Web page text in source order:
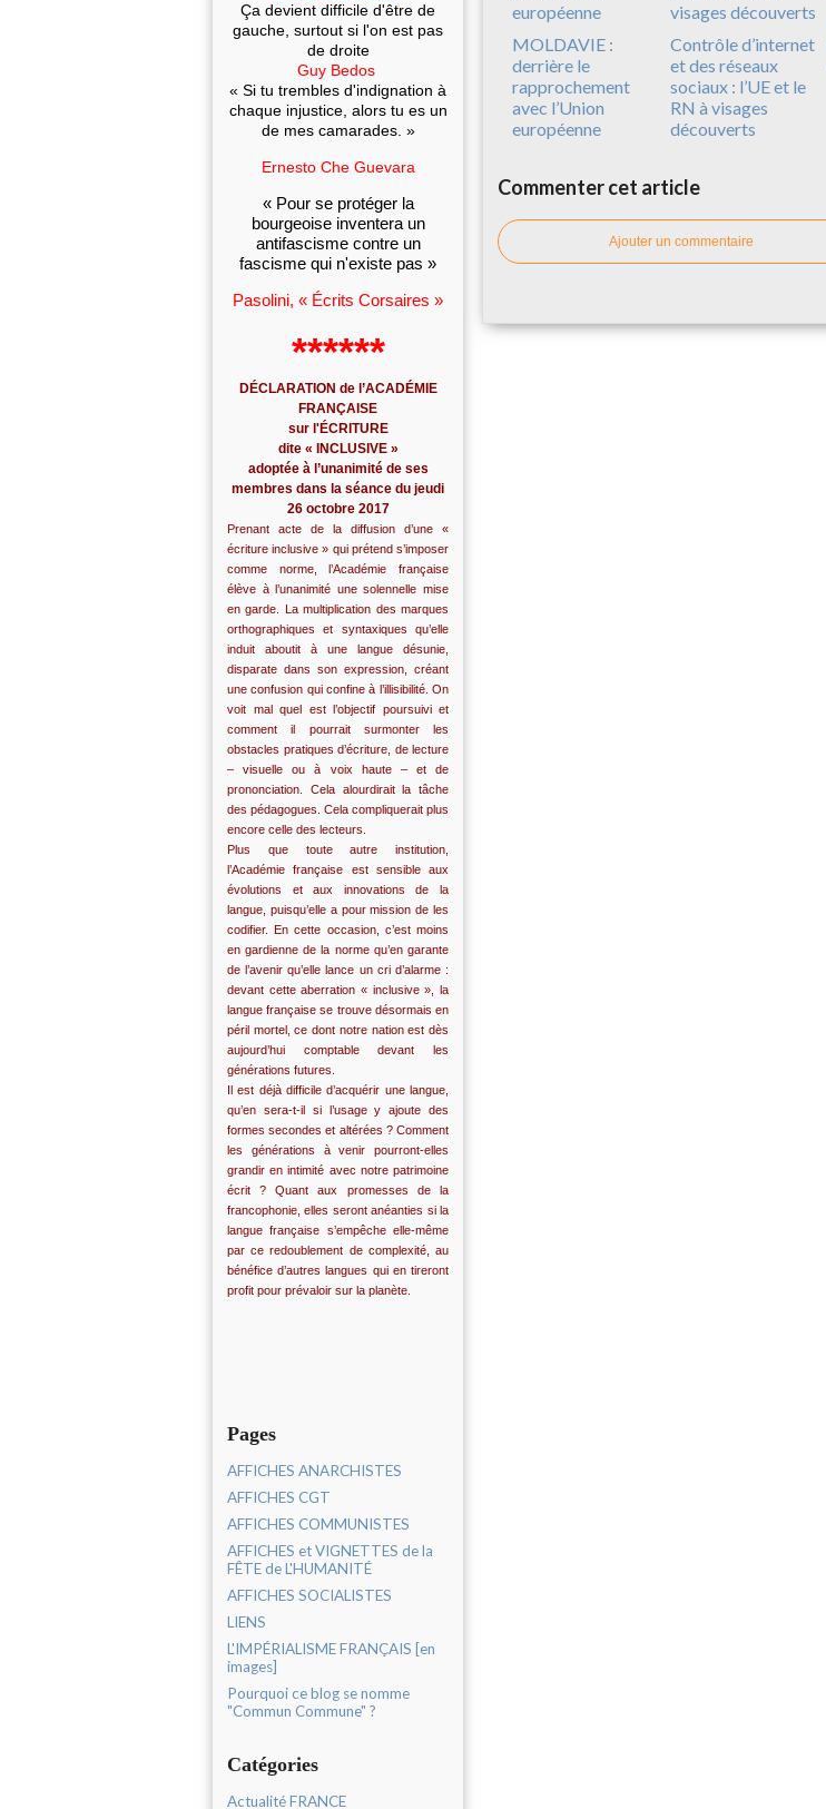
Ça devient difficile d'être de
gauche, surtout si l'on est pas
de droite
Guy Bedos
« Si tu trembles d'indignation à
chaque injustice, alors tu es un
de mes camarades. »
Ernesto Che Guevara
« Pour se protéger la
bourgeoise inventera un
antifascisme contre un
fascisme qui n'existe pas »
Pasolini, « Écrits Corsaires »
******
DÉCLARATION de l’ACADÉMIE
FRANÇAISE
sur l'ÉCRITURE
dite « INCLUSIVE »
adoptée à l’unanimité de ses
membres dans la séance du jeudi
26 octobre 2017
Prenant acte de la diffusion d’une «
écriture inclusive » qui prétend s’imposer
comme norme, l’Académie française
élève à l’unanimité une solennelle mise
en garde. La multiplication des marques
orthographiques et syntaxiques qu’elle
induit aboutit à une langue désunie,
disparate dans son expression, créant
une confusion qui confine à l’illisibilité. On
voit mal quel est l’objectif poursuivi et
comment il pourrait surmonter les
obstacles pratiques d’écriture, de lecture
– visuelle ou à voix haute – et de
prononciation. Cela alourdirait la tâche
des pédagogues. Cela compliquerait plus
encore celle des lecteurs.
Plus que toute autre institution,
l’Académie française est sensible aux
évolutions et aux innovations de la
langue, puisqu’elle a pour mission de les
codifier. En cette occasion, c’est moins
en gardienne de la norme qu’en garante
de l’avenir qu’elle lance un cri d’alarme :
devant cette aberration « inclusive », la
langue française se trouve désormais en
péril mortel, ce dont notre nation est dès
aujourd’hui comptable devant les
générations futures.
Il est déjà difficile d’acquérir une langue,
qu’en sera-t-il si l’usage y ajoute des
formes secondes et altérées ? Comment
les générations à venir pourront-elles
grandir en intimité avec notre patrimoine
écrit ? Quant aux promesses de la
francophonie, elles seront anéanties si la
langue française s’empêche elle-même
par ce redoublement de complexité, au
bénéfice d’autres langues qui en tireront
profit pour prévaloir sur la planète.
Pages
AFFICHES ANARCHISTES
AFFICHES CGT
AFFICHES COMMUNISTES
AFFICHES et VIGNETTES de la
FÊTE de L'HUMANITÉ
AFFICHES SOCIALISTES
LIENS
L'IMPÉRIALISME FRANÇAIS [en
images]
Pourquoi ce blog se nomme
"Commun Commune" ?
Catégories
Actualité FRANCE
MOLDAVIE :
derrière le
rapprochement
avec l’Union
européenne
Contrôle d’internet
et des réseaux
sociaux : l’UE et le
RN à visages
découverts
Commenter cet article
Ajouter un commentaire